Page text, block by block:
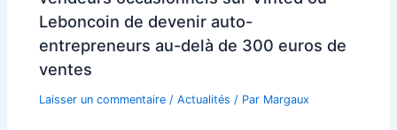
Leboncoin de devenir auto-
entrepreneurs au-delà de 300 euros de
ventes
Laisser un commentaire /Actualités / Par Margaux